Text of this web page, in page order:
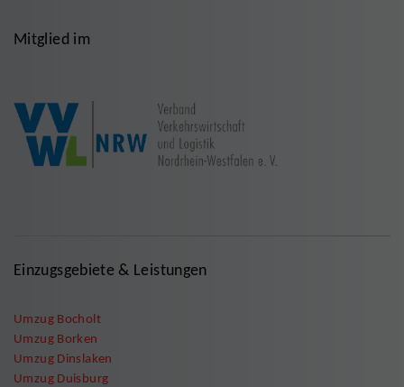
Mitglied im
Einzugsgebiete & Leistungen
Umzug Bocholt
Umzug Borken
Umzug Dinslaken
Umzug Duisburg